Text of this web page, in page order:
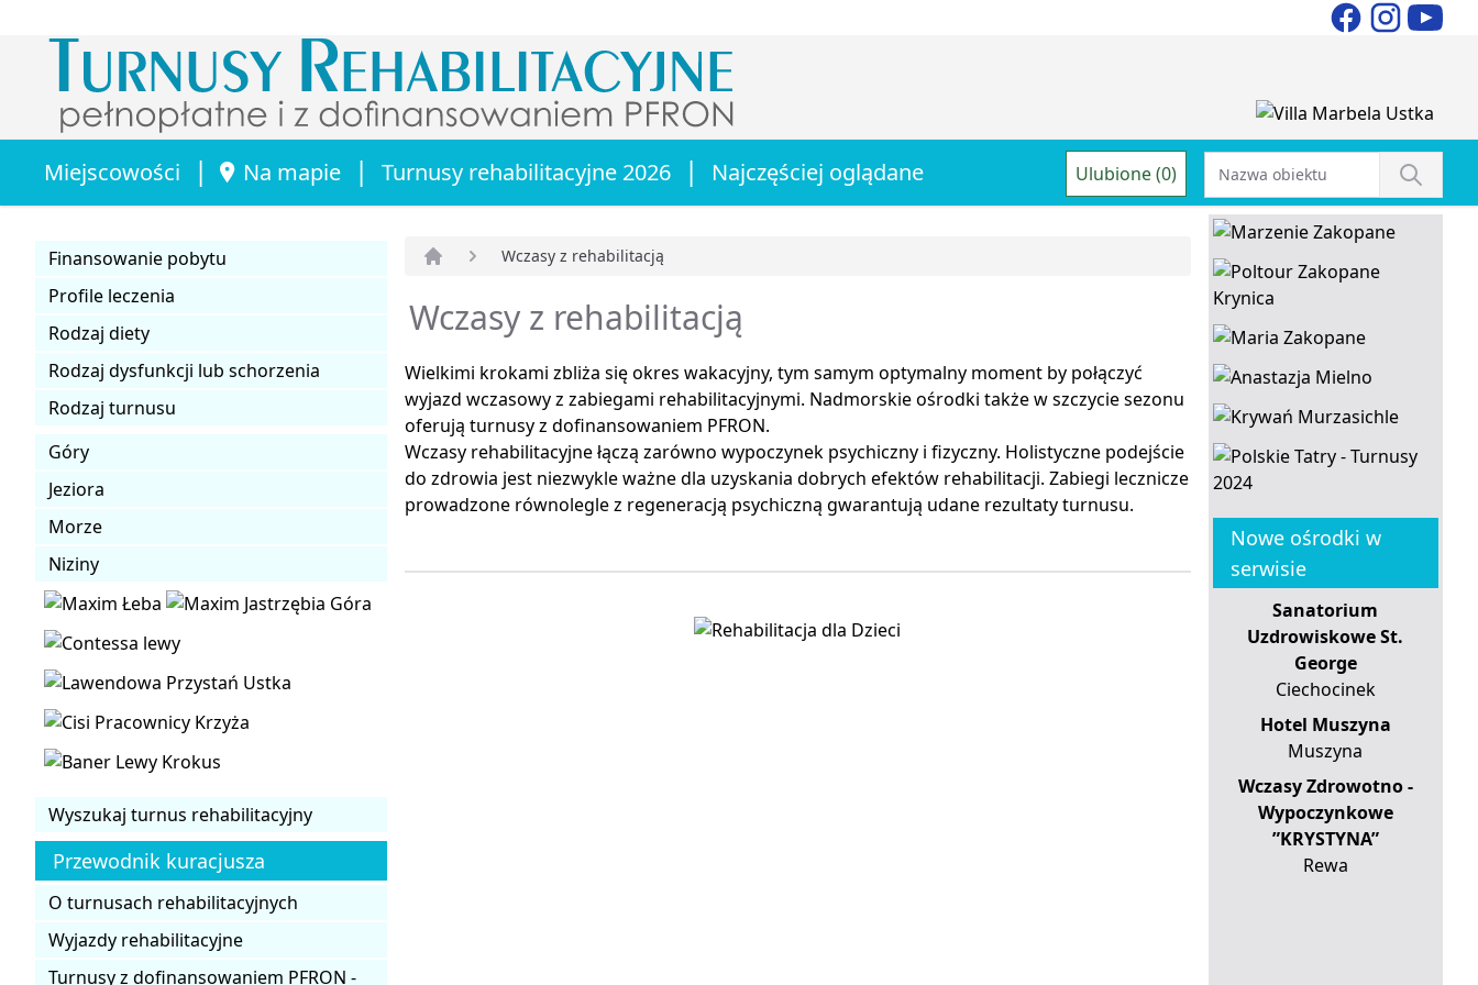
Miejscowości | Na mapie | Turnusy rehabilitacyjne 2026 | Najczęściej oglądane Ulubione (0)
Finansowanie pobytu
Profile leczenia
Rodzaj diety
Rodzaj dysfunkcji lub schorzenia
Rodzaj turnusu
Góry
Jeziora
Morze
Niziny
Wyszukaj turnus rehabilitacyjny
Przewodnik kuracjusza
O turnusach rehabilitacyjnych
Wyjazdy rehabilitacyjne
Turnusy z dofinansowaniem PFRON -
Wczasy z rehabilitacją
Wczasy z rehabilitacją
Wielkimi krokami zbliża się okres wakacyjny, tym samym optymalny moment by połączyć
wyjazd wczasowy z zabiegami rehabilitacyjnymi. Nadmorskie ośrodki także w szczycie sezonu
oferują turnusy z dofinansowaniem PFRON.
Wczasy rehabilitacyjne łączą zarówno wypoczynek psychiczny i fizyczny. Holistyczne podejście
do zdrowia jest niezwykle ważne dla uzyskania dobrych efektów rehabilitacji. Zabiegi lecznicze
prowadzone równolegle z regeneracją psychiczną gwarantują udane rezultaty turnusu.
Nowe ośrodki w
serwisie
Sanatorium
Uzdrowiskowe St.
George
Ciechocinek
Hotel Muszyna
Muszyna
Wczasy Zdrowotno -
Wypoczynkowe
”KRYSTYNA”
Rewa